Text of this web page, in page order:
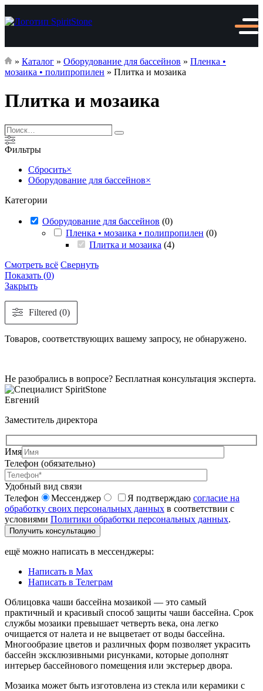
» Каталог » Оборудование для бассейнов » Пленка •
мозаика • полипропилен » Плитка и мозаика
Плитка и мозаика
Поиск…
Поиск
Фильтры
Сбросить×
Оборудование для бассейнов×
Категории
Оборудование для бассейнов (0)
Пленка • мозаика • полипропилен (0)
Плитка и мозаика (4)
Смотреть всё Свернуть
Показать (0)
Закрыть
Filtered (0)
Товаров, соответствующих вашему запросу, не обнаружено.
Не разобрались в вопросе? Бесплатная консультация эксперта.
Евгений
Заместитель директора
Имя
Телефон (обязательно)
Удобный вид связи
Телефон
Мессенджер Я подтверждаю согласие на
обработку своих персональных данных в соответствии с
условиями Политики обработки персональных данных.
Получить консультацию
ещё можно написать в мессенджеры:
Написать в Max
Написать в Телеграм
Облицовка чаши бассейна мозаикой — это самый
практичный и красивый способ защиты чаши бассейна. Срок
службы мозаики превышает четверть века, она легко
очищается от налета и не выцветает от воды бассейна.
Многообразие цветов и различных форм позволяет украсить
бассейн эксклюзивными рисунками, которые дополнят
интерьер бассейнового помещения или экстерьер двора.
Мозаика может быть изготовлена из стекла или керамики с